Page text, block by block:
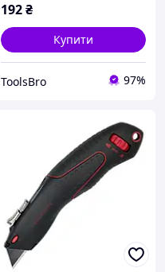
192₴
Купити
ToolsBro 97%